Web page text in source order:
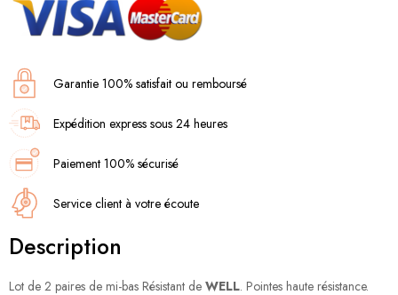
Garantie 100% satisfait ou remboursé
Expédition express sous 24 heures
Paiement 100% sécurisé
Service client à votre écoute
Description
Lot de 2 paires de mi-bas Résistant de WELL. Pointes haute résistance.